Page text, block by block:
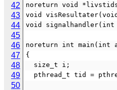
42
noreturn void
43 void
44 void
45
46
noreturn int main(int
47 {
48
  size_t i;
49
pthread_t tid =
50